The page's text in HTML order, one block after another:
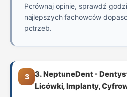
Porównaj opinie, sprawdź
najlepszych fachowców
potrzeb.
3
3. NeptuneDent -
Licówki, Implanty,